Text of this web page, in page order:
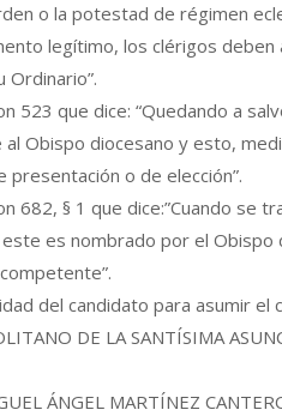
o la potestad de régimen
legítimo, los clérigos
523 que dice: “Quedando a
Obispo diocesano y esto,
o de elección”.
682, § 1 que dice:”Cuando se
es nombrado por el
del candidato para asumir el
DE LA SANTÍSIMA
ÁNGEL MARTÍNEZ